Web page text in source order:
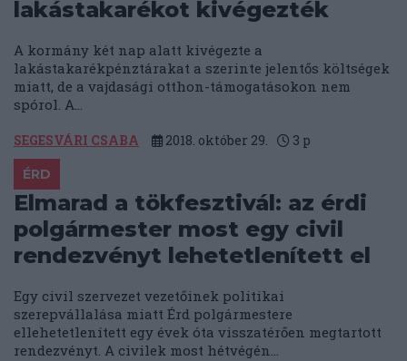
lakástakarékot kivégezték
A kormány két nap alatt kivégezte a
lakástakarékpénztárakat a szerinte jelentős költségek
miatt, de a vajdasági otthon-támogatásokon nem
spórol. A...
SEGESVÁRI CSABA 2018. október 29. 3 p
ÉRD
Elmarad a tökfesztivál: az érdi
polgármester most egy civil
rendezvényt lehetetlenített el
Egy civil szervezet vezetőinek politikai
szerepvállalása miatt Érd polgármestere
ellehetetlenített egy évek óta visszatérően megtartott
rendezvényt. A civilek most hétvégén...